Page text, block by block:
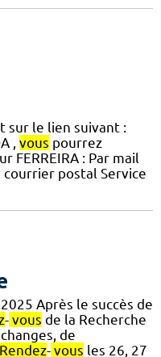
sur le lien suivant :
, vous pourrez
FERREIRA : Par mail
postal Service
Après le succès de
- vous de la Recherche
de
Rendez- vous les 26, 27